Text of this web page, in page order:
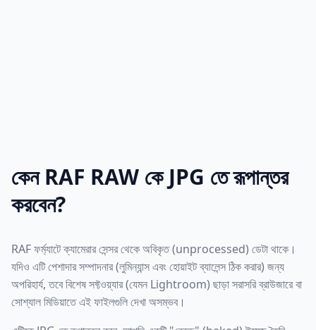
কেন RAF RAW কে JPG তে রূপান্তর
করবেন?
RAF ফর্ম্যাটে ক্যামেরার সেন্সর থেকে অবিকৃত (unprocessed) ডেটা থাকে।
যদিও এটি পেশাদার সম্পাদনার (লুমিন্যান্স এবং হোয়াইট ব্যালেন্স ঠিক করার) জন্য
অপরিহার্য, তবে বিশেষ সফ্টওয়্যার (যেমন Lightroom) ছাড়া সরাসরি ব্রাউজারে বা
সোশ্যাল মিডিয়াতে এই ফাইলগুলি দেখা অসম্ভব।